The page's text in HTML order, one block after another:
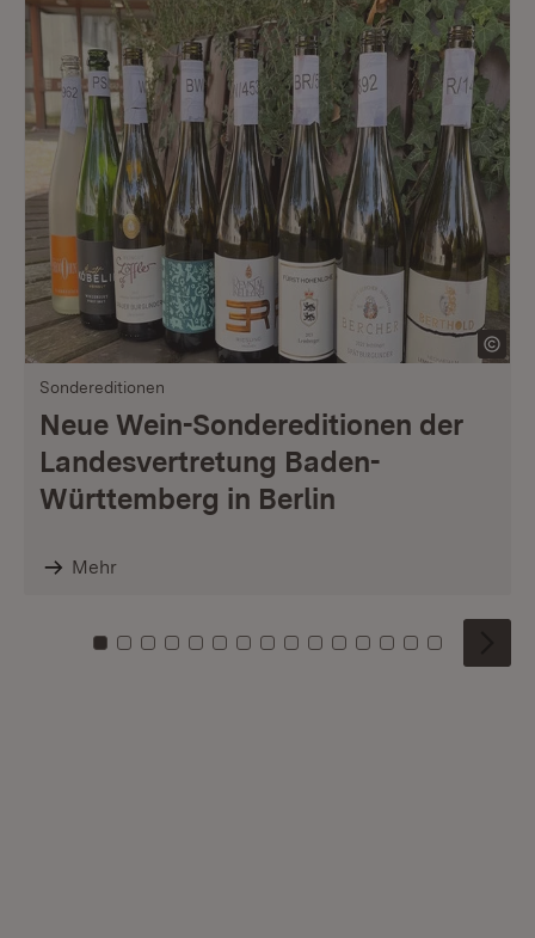
Sondereditionen
Neue Wein-Sondereditionen der
Landesvertretung Baden-
Württemberg in Berlin
Mehr
Zu Kachel: 0
Zu Kachel: 1
Zu Kachel: 2
Zu Kachel: 3
Zu Kachel: 4
Zu Kachel: 5
Zu Kachel: 6
Zu Kachel: 7
Zu Kachel: 8
Zu Kachel: 9
Zu Kachel: 10
Zu Kachel: 11
Zu Kachel: 12
Zu Kachel:
Zu